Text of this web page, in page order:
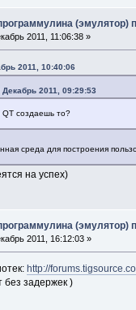
(эмулятор)
2011, 11:06:38 »
2011, 10:40:06
2011, 09:29:53
создаешь то?
среда для построения
на успех)
(эмулятор)
2011, 16:12:03 »
http://
без задержек )